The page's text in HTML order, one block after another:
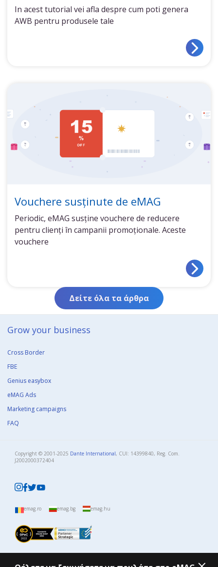
In acest tutorial vei afla despre cum poti genera
AWB pentru produsele tale
Vouchere susținute de eMAG
Periodic, eMAG susține vouchere de reducere
pentru clienți în campanii promoționale. Aceste
vouchere
Δείτε όλα τα άρθρα
Grow your business​
Cross Border
FBE
Genius easybox
eMAG Ads
Marketing campaigns
FAQ
Copyright © 2001-2025 Dante International, CUI: 14399840, Reg. Com.
J2002000372404​
emag.ro emag.bg emag.hu